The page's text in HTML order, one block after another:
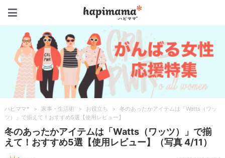
ハピママ* > 家事・生活術 > お役立ち >
冬のあったかアイテムは「Watts（ワッ
ツ）」で揃えて！おすすめ5選【使用レビュー】
冬のあったかアイテムは「Watts（ワッツ）」で揃
えて！おすすめ5選【使用レビュー】（写真 4/11）